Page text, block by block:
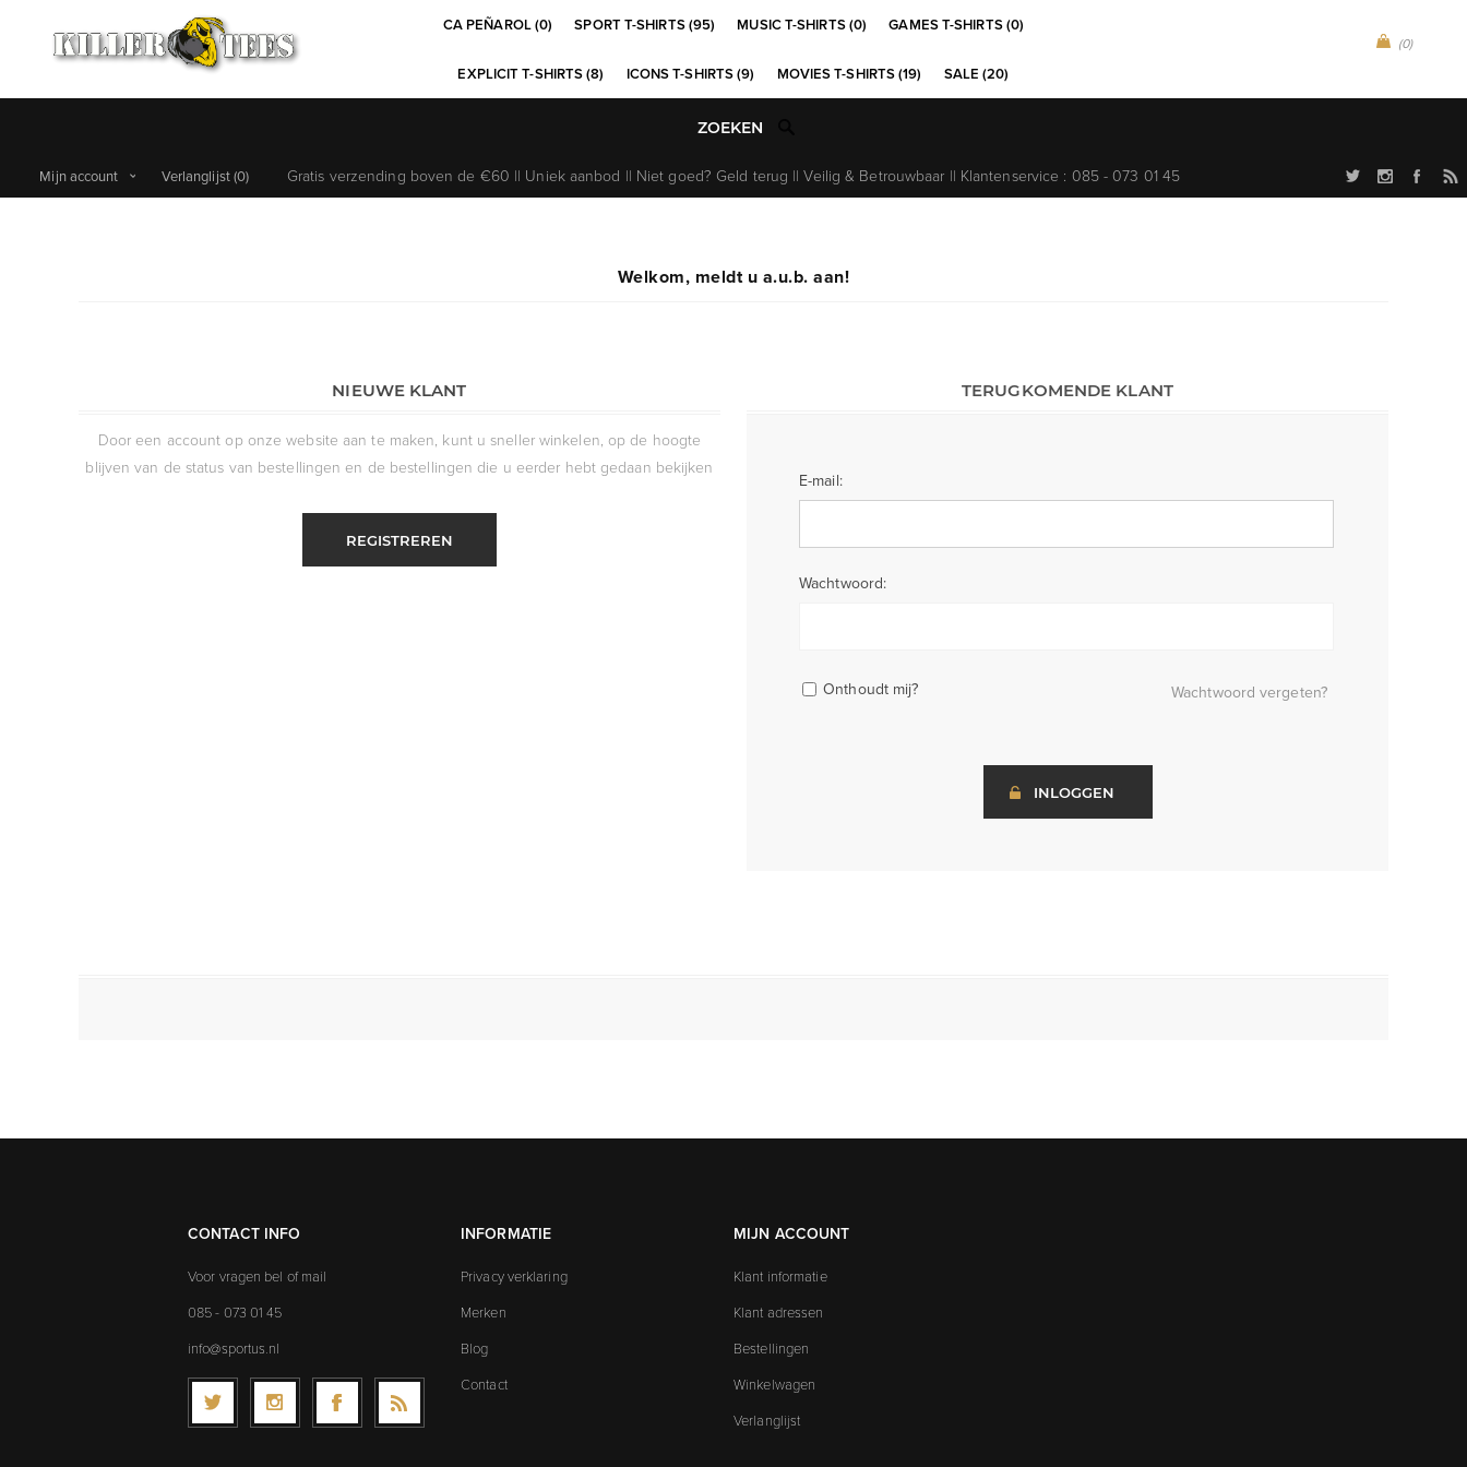
(0)
CA PEÑAROL (0) SPORT T-SHIRTS (95) MUSIC T-SHIRTS (0) GAMES T-SHIRTS (0)
EXPLICIT T-SHIRTS (8) ICONS T-SHIRTS (9) MOVIES T-SHIRTS (19) SALE (20)
Gratis verzending boven de €60 || Uniek aanbod || Niet goed? Geld terug || Veilig & Betrouwbaar || Klantenservice : 085 - 073 01 45
Mijn account Verlanglijst(0)
Welkom, meldt u a.u.b. aan!
NIEUWE KLANT
Door een account op onze website aan te maken, kunt u sneller winkelen, op de hoogte
blijven van de status van bestellingen en de bestellingen die u eerder hebt gedaan bekijken
REGISTREREN
TERUGKOMENDE KLANT
E-mail:
Wachtwoord:
Onthoudt mij? Wachtwoord vergeten?
INLOGGEN
CONTACT INFO
Voor vragen bel of mail
085 - 073 01 45
info@sportus.nl
INFORMATIE
Privacy verklaring
Merken
Blog
Contact
MIJN ACCOUNT
Klant informatie
Klant adressen
Bestellingen
Winkelwagen
Verlanglijst